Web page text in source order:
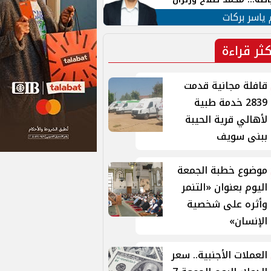
في الشارع التركي
ياسر بركات
قراءة
قافلة مجانية قدمت
2839 خدمة طبية
لأهالي قرية الحيبة
ببنى سويف
موضوع خطبة الجمعة
اليوم بعنوان «التنمر
وأثره على شخصية
الإنسان»
العملات الأجنبية.. سعر